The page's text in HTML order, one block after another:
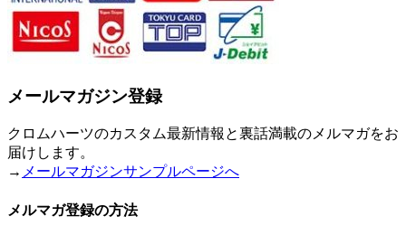
メールマガジン登録
クロムハーツのカスタム最新情報と裏話満載のメルマガをお
届けします。
→ メールマガジンサンプルページへ
メルマガ登録の方法